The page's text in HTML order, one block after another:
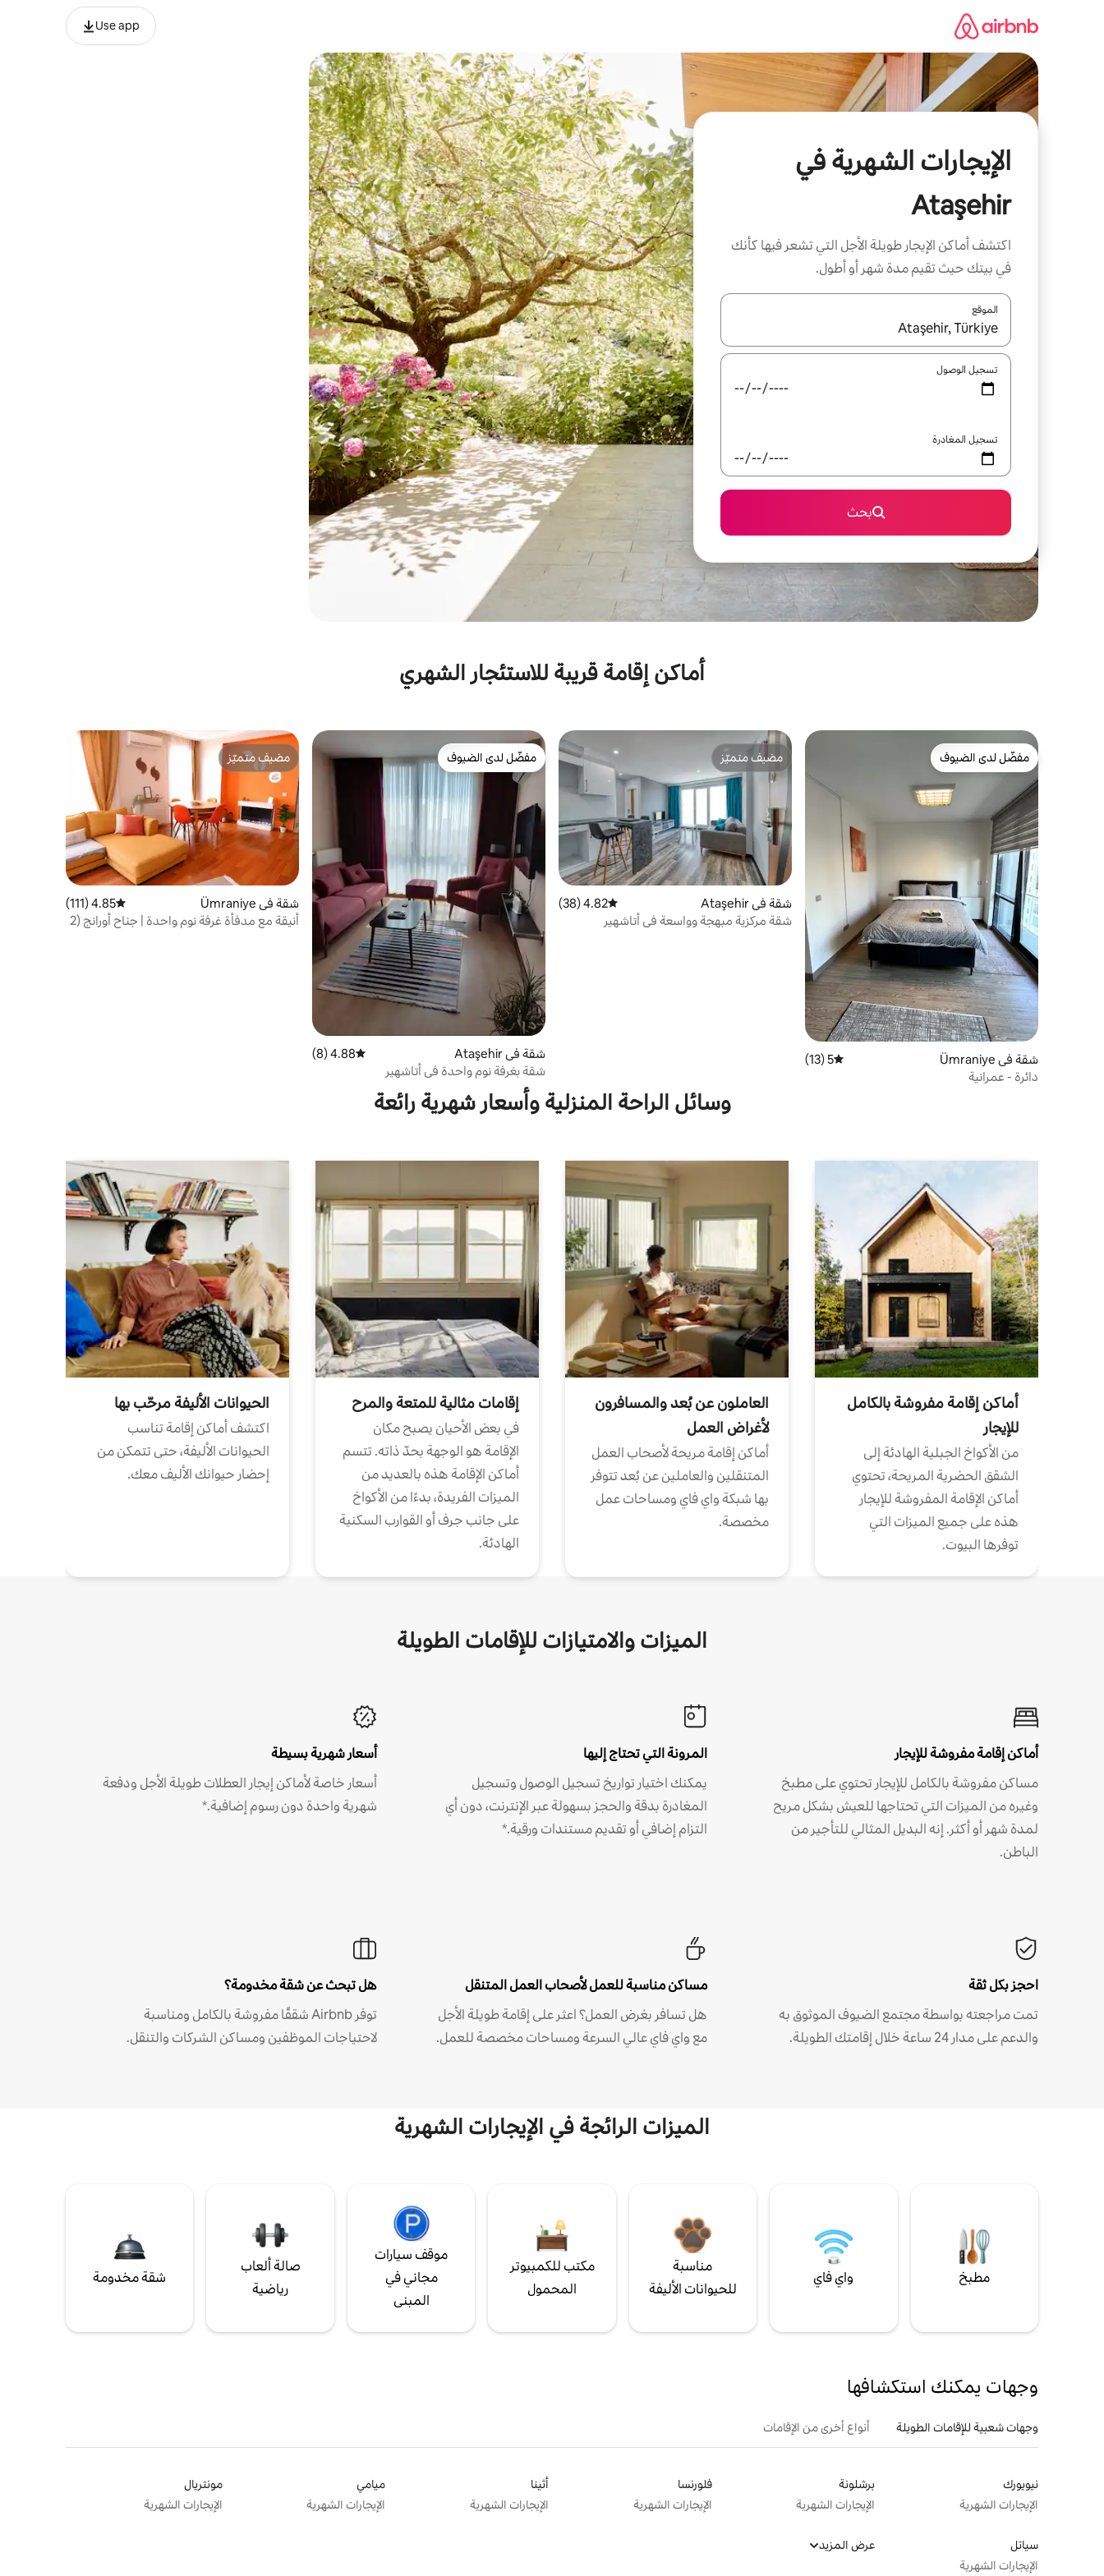
Use app
الإيجارات الشهرية في
Ataşehir
اكتشف أماكن الإيجار طويلة الأجل التي تشعر فيها كأنك
في بيتك حيث تقيم مدة شهر أو أطول.
الموقع
عند توفر النتائج، انتقل باستخدام السهمين لأعلى ولأسفل أو استكشف عن طريق اللمس أو السحب.
تسجيل الوصول
تسجيل المغادرة
بحث
أماكن إقامة قريبة للاستئجار الشهري
مفضّل لدى الضيوف
مفضّل لدى الضيوف
شقة في Ümraniye متوسط التقييم 5 من 5، 13 مراجعات
5 (13)
دائرة - عمرانية
مضيف متميّز
مضيف متميّز
شقة في Ataşehir متوسط التقييم 4.82 من 5، 38 مراجعات
4.82 (38)
شقة مركزية مبهجة وواسعة في أتاشهير
مفضّل لدى الضيوف
مفضّل لدى الضيوف
شقة في Ataşehir متوسط التقييم 4.88 من 5، 8 مراجعات
4.88 (8)
شقة بغرفة نوم واحدة في أتاشهير
مضيف متميّز
مضيف متميّز
شقة في Ümraniye متوسط التقييم 4.85 من 5، 111 مراجعات
4.85 (111)
أنيقة مع مدفأة غرفة نوم واحدة | جناح أورانج (2
وسائل الراحة المنزلية وأسعار شهرية رائعة
أماكن إقامة مفروشة بالكامل
للإيجار
من الأكواخ الجبلية الهادئة إلى
الشقق الحضرية المريحة، تحتوي
أماكن الإقامة المفروشة للإيجار
هذه على جميع الميزات التي
توفرها البيوت.
العاملون عن بُعد والمسافرون
لأغراض العمل
أماكن إقامة مريحة لأصحاب العمل
المتنقلين والعاملين عن بُعد تتوفر
بها شبكة واي فاي ومساحات عمل
مخصصة.
إقامات مثالية للمتعة والمرح
في بعض الأحيان يصبح مكان
الإقامة هو الوجهة بحدّ ذاته. تتسم
أماكن الإقامة هذه بالعديد من
الميزات الفريدة، بدءًا من الأكواخ
على جانب جرف أو القوارب السكنية
الهادئة.
الحيوانات الأليفة مرحّب بها
اكتشف أماكن إقامة تناسب
الحيوانات الأليفة، حتى تتمكن من
إحضار حيوانك الأليف معك.
الميزات والامتيازات للإقامات الطويلة
أماكن إقامة مفروشة للإيجار
مساكن مفروشة بالكامل للإيجار تحتوي على مطبخ
وغيره من الميزات التي تحتاجها للعيش بشكل مريح
لمدة شهر أو أكثر. إنه البديل المثالي للتأجير من
الباطن.
المرونة التي تحتاج إليها
يمكنك اختيار تواريخ تسجيل الوصول وتسجيل
المغادرة بدقة والحجز بسهولة عبر الإنترنت، دون أي
التزام إضافي أو تقديم مستندات ورقية.*
أسعار شهرية بسيطة
أسعار خاصة لأماكن إيجار العطلات طويلة الأجل ودفعة
شهرية واحدة دون رسوم إضافية.*
احجز بكل ثقة
تمت مراجعته بواسطة مجتمع الضيوف الموثوق به
والدعم على مدار 24 ساعة خلال إقامتك الطويلة.
مساكن مناسبة للعمل لأصحاب العمل المتنقل
هل تسافر بغرض العمل؟ اعثر على إقامة طويلة الأجل
مع واي فاي عالي السرعة ومساحات مخصصة للعمل.
هل تبحث عن شقة مخدومة؟
توفر Airbnb شققًا مفروشة بالكامل ومناسبة
لاحتياجات الموظفين ومساكن الشركات والتنقل.
الميزات الرائجة في الإيجارات الشهرية
مطبخ واي فاي
مناسبة
للحيوانات الأليفة
مكتب للكمبيوتر
المحمول
موقف سيارات
مجاني في
المبنى
صالة ألعاب
رياضية
شقة مخدومة
وجهات يمكنك استكشافها
وجهات شعبية للإقامات الطويلة أنواع أخرى من الإقامات
نيويورك
الإيجارات الشهرية
برشلونة
الإيجارات الشهرية
فلورنسا
الإيجارات الشهرية
أثينا
الإيجارات الشهرية
ميامي
الإيجارات الشهرية
مونتريال
الإيجارات الشهرية
سياتل
الإيجارات الشهرية
عرض المزيد